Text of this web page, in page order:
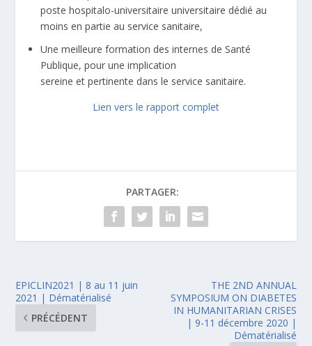
poste hospitalo-universitaire universitaire dédié au
moins en partie au service sanitaire,
Une meilleure formation des internes de Santé
Publique, pour une implication
sereine et pertinente dans le service sanitaire.
Lien vers le rapport complet
PARTAGER:
EPICLIN2021 | 8 au 11 juin
2021 | Dématérialisé
PRÉCÉDENT
THE 2ND ANNUAL
SYMPOSIUM ON DIABETES
IN HUMANITARIAN CRISES
| 9-11 décembre 2020 |
Dématérialisé